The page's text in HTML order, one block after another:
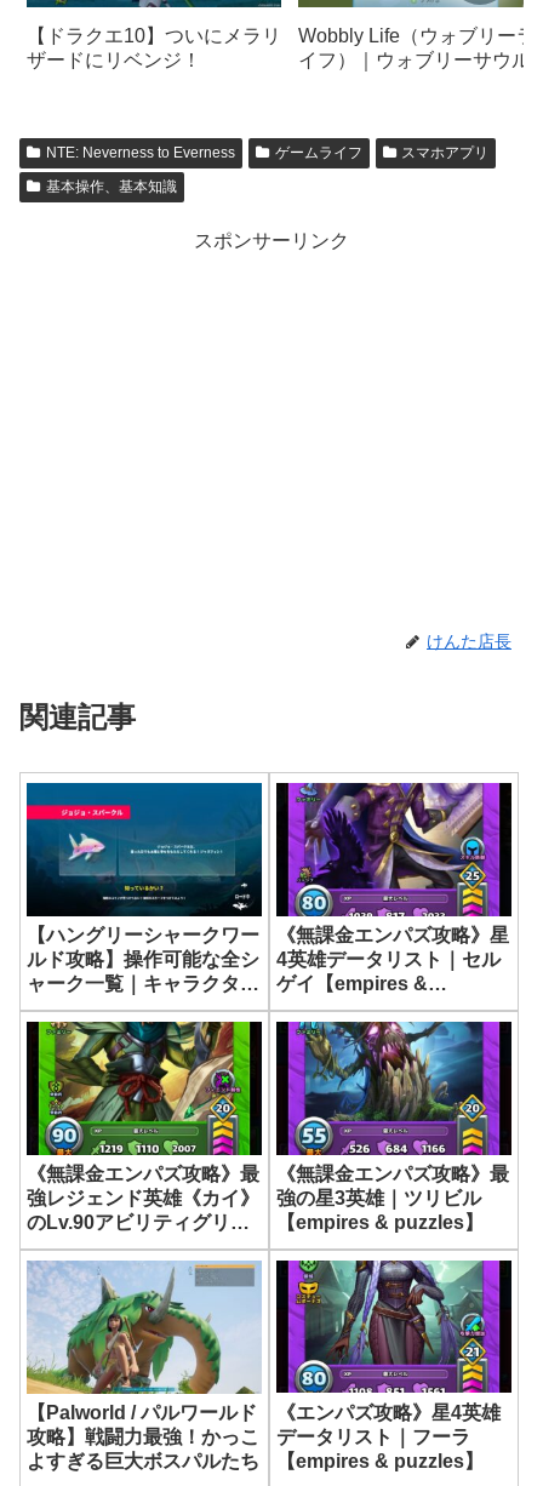
【ドラクエ10】ついにメラリ
ザードにリベンジ！
Wobbly Life（ウォブリーラ
イフ）｜ウォブリーサウル
NTE: Neverness to Everness ゲームライフ
スマホアプリ
基本操作、基本知識
スポンサーリンク
けんた店長
関連記事
【ハングリーシャークワー
ルド攻略】操作可能な全シ
ャーク一覧｜キャラクター
まとめ
《無課金エンパズ攻略》星
4英雄データリスト｜セル
ゲイ【empires &
puzzles】
《無課金エンパズ攻略》最
強レジェンド英雄《カイ》
のLv.90アビリティグリッ
ドMAXがついに完成しま
した…！【empires &
puzzles】
《無課金エンパズ攻略》最
強の星3英雄｜ツリビル
【empires & puzzles】
【Palworld / パルワールド
攻略】戦闘力最強！かっこ
よすぎる巨大ボスパルたち
《エンパズ攻略》星4英雄
データリスト｜フーラ
【empires & puzzles】